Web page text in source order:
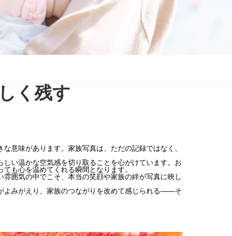
く残す
意味があります。家族写真は、ただの記録ではなく、
い温かな空気感を切り取ることを心がけています。お
も心を温めてくれる瞬間となります。
囲気の中でこそ、本当の笑顔や家族の絆が写真に映し
よみがえり、家族のつながりを改めて感じられる――そ